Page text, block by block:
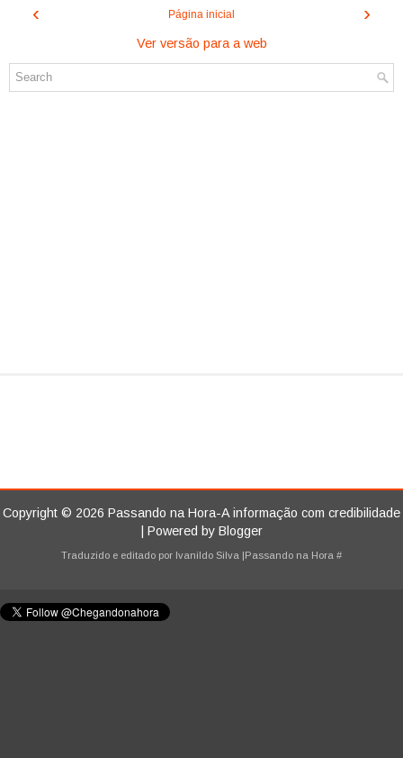
‹ ›
Página inicial
Ver versão para a web
Copyright © 2026 Passando na Hora-A informação com credibilidade
| Powered by Blogger
Traduzido e editado por Ivanildo Silva |Passando na Hora #